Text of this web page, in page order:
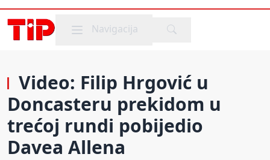
Mobile menu
Navigacija
Video: Filip Hrgović u
Doncasteru prekidom u
trećoj rundi pobijedio
Davea Allena